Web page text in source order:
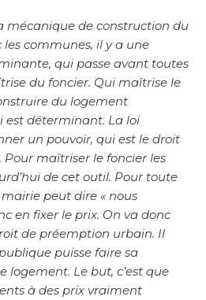
mécanique de construction du
communes, il y a une
qui passe avant toutes
du foncier. Qui maîtrise le
du logement
est déterminant. La loi
un pouvoir, qui est le droit
maîtriser le foncier les
de cet outil. Pour toute
peut dire « nous
en fixer le prix. On va donc
de préemption urbain. Il
puisse faire sa
logement. Le but, c’est que
à des prix vraiment